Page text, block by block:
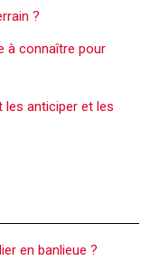
?
à connaître pour
les anticiper et les
en banlieue ?